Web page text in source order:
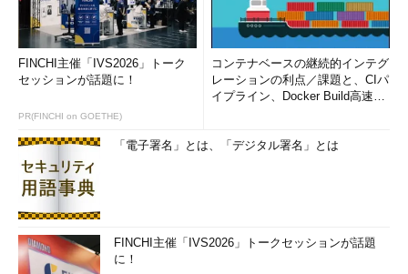
FINCHI主催「IVS2026」トーク
セッションが話題に！
PR(FINCHI on GOETHE)
コンテナベースの継続的インテグ
レーションの利点／課題と、CIパ
イプライン、Docker Build高速化
「電子署名」とは、「デジタル署名」とは
FINCHI主催「IVS2026」トークセッションが話題
に！